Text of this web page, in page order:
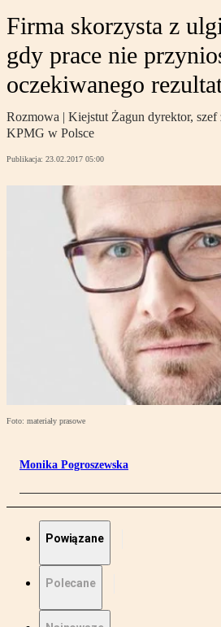
Firma skorzysta z
gdy prace nie
oczekiwanego
Rozmowa | Kiejstut Żagun dyrektor, szef
KPMG w Polsce
Publikacja: 23.02.2017 05:00
Foto: materiały prasowe
Monika Pogroszewska
Powiązane
Polecane